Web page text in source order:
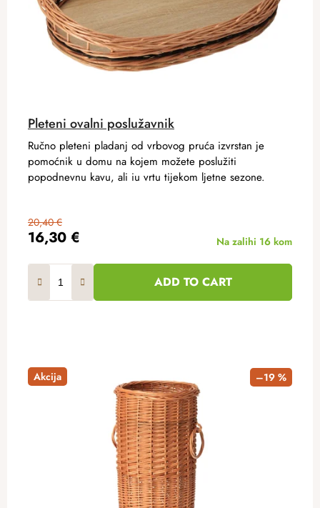
Pleteni ovalni poslužavnik
16,30 €
20,40 €
Na zalihi 16 kom
ADD TO CART
Ručno pleteni pladanj od vrbovog pruća izvrstan je
pomoćnik u domu na kojem možete poslužiti
popodnevnu kavu, ali iu vrtu tijekom ljetne sezone.
Akcija –19 %